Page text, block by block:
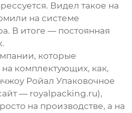
Видел такое на
на системе
В итоге — постоянная
которые
комплектующих, как,
Ройал Упаковочное
— royalpacking.ru),
на производстве, а на